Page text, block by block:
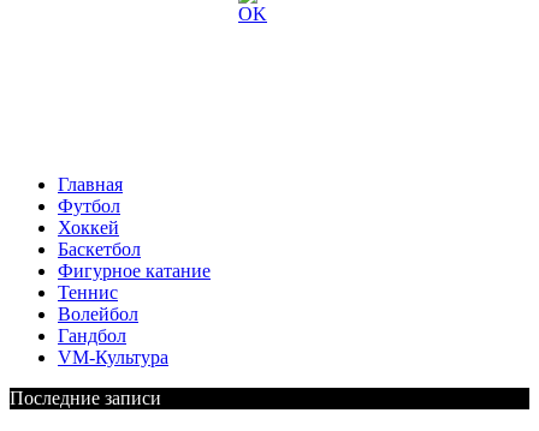
Главная
Футбол
Хоккей
Баскетбол
Фигурное катание
Теннис
Волейбол
Гандбол
VM-Культура
Последние записи